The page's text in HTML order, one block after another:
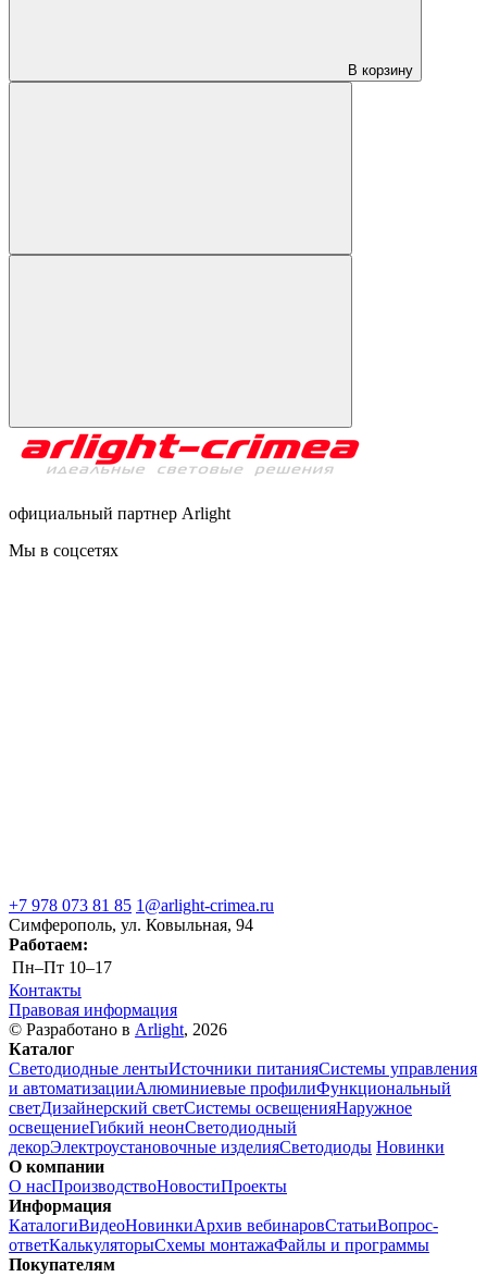
В корзину
официальный партнер Arlight
Мы в соцсетях
+7 978 073 81 85 1@arlight-crimea.ru
Симферополь, ул. Ковыльная, 94
Работаем:
Пн–Пт 10–17
Контакты
Правовая информация
© Разработано в Arlight, 2026
Каталог
Светодиодные лентыИсточники питанияСистемы управления
и автоматизацииАлюминиевые профилиФункциональный
светДизайнерский светСистемы освещенияНаружное
освещениеГибкий неонСветодиодный
декорЭлектроустановочные изделияСветодиоды Новинки
О компании
О насПроизводствоНовостиПроекты
Информация
КаталогиВидеоНовинкиАрхив вебинаровСтатьиВопрос-
ответКалькуляторыСхемы монтажаФайлы и программы
Покупателям